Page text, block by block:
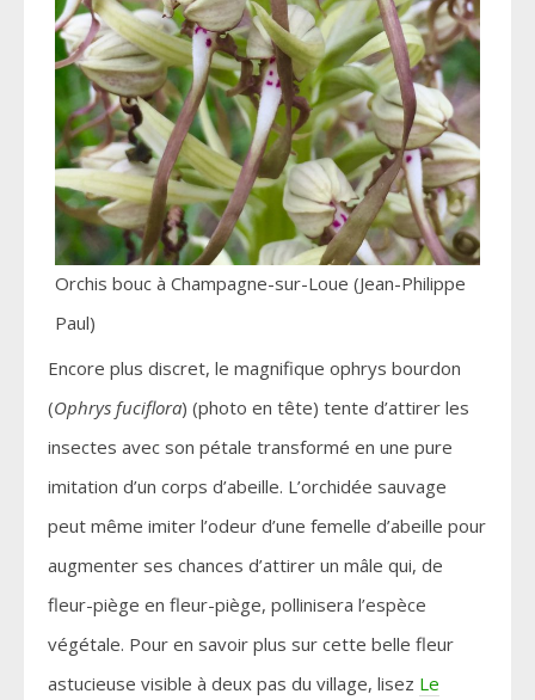
Orchis bouc à Champagne-sur-Loue (Jean-Philippe
Paul)
Encore plus discret, le magnifique ophrys bourdon
(Ophrys fuciflora) (photo en tête) tente d’attirer les
insectes avec son pétale transformé en une pure
imitation d’un corps d’abeille. L’orchidée sauvage
peut même imiter l’odeur d’une femelle d’abeille pour
augmenter ses chances d’attirer un mâle qui, de
fleur-piège en fleur-piège, pollinisera l’espèce
végétale. Pour en savoir plus sur cette belle fleur
astucieuse visible à deux pas du village, lisez Le